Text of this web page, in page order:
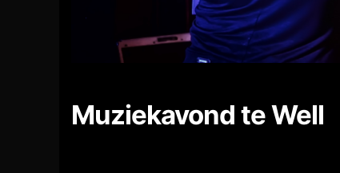
Muziekavond te Well